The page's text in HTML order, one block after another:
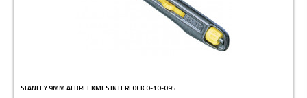
STANLEY 9MM AFBREEKMES INTERLOCK 0-10-095